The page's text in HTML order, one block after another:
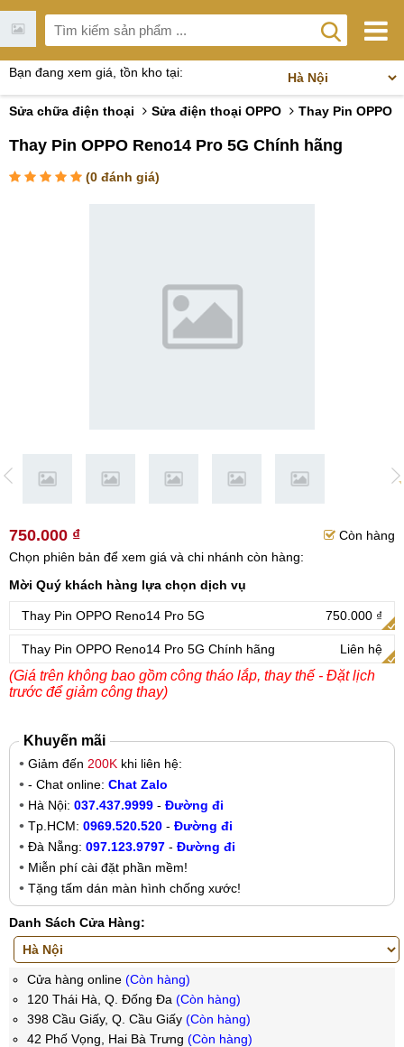
Bạn đang xem giá, tồn kho tại:
Sửa chữa điện thoại Sửa điện thoại OPPO Thay Pin OPPO
Thay Pin OPPO Reno14 Pro 5G Chính hãng
(0 đánh giá)
750.000 ₫
Còn hàng
Chọn phiên bản để xem giá và chi nhánh còn hàng:
Mời Quý khách hàng lựa chọn dịch vụ
Thay Pin OPPO Reno14 Pro 5G 750.000 ₫
Thay Pin OPPO Reno14 Pro 5G Chính hãng Liên hệ
(Giá trên không bao gồm công tháo lắp, thay thế - Đặt lịch
trước để giảm công thay)
Khuyến mãi
Giảm đến 200K khi liên hệ:
- Chat online: Chat Zalo
Hà Nội: 037.437.9999 - Đường đi
Tp.HCM: 0969.520.520 - Đường đi
Đà Nẵng: 097.123.9797 - Đường đi
Miễn phí cài đặt phần mềm!
Tặng tấm dán màn hình chống xước!
Danh Sách Cửa Hàng:
Cửa hàng online (Còn hàng)
120 Thái Hà, Q. Đống Đa (Còn hàng)
398 Cầu Giấy, Q. Cầu Giấy (Còn hàng)
42 Phố Vọng, Hai Bà Trưng (Còn hàng)